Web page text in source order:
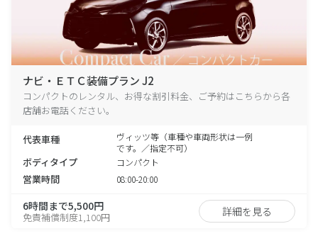
ナビ・ＥＴＣ装備プラン J2
コンパクトのレンタル、お得な割引料金、ご予約はこちらから各
店舗お電話ください。
代表車種
ヴィッツ等（車種や車両形状は一例
です。／指定不可）
ボディタイプ コンパクト
営業時間 08:00-20:00
6時間まで5,500円
免責補償制度1,100円 詳細を見る